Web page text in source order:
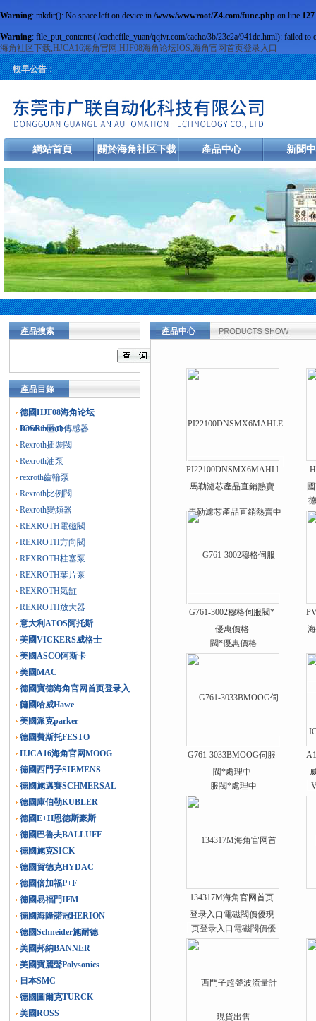
Warning: mkdir(): No space left on device in /www/wwwroot/Z4.com/func.php on line 127
Warning: file_put_contents(./cachefile_yuan/qqivr.com/cache/3b/23c2a/941de.html): failed
海角社区下载,HJCA16海角官网,HJF08海角论坛IOS,海角官网首页登录入口
較早公告：
網站首頁 關於海角社区下载 產品中心 新聞
產品搜索
產品目錄
德國HJF08海角论坛
IOSRexroth
Rexroth壓力傳感器
Rexroth插裝閥
Rexroth油泵
rexroth齒輪泵
Rexroth比例閥
Rexroth變頻器
REXROTH電磁閥
REXROTH方向閥
REXROTH柱塞泵
REXROTH葉片泵
REXROTH氣缸
REXROTH放大器
意大利ATOS阿托斯
美國VICKERS威格士
美國ASCO阿斯卡
美國MAC
德國寶德海角官网首页登录入
口
德國哈威Hawe
美國派克parker
德國費斯托FESTO
HJCA16海角官网MOOG
德國西門子SIEMENS
德國施邁賽SCHMERSAL
德國庫伯勒KUBLER
德國E+H恩德斯豪斯
德國巴魯夫BALLUFF
德國施克SICK
德國賀德克HYDAC
德國倍加福P+F
德國易福門IFM
德國海隆諾冠HERION
德國Schneider施耐德
美國邦納BANNER
美國寶麗聲Polysonics
日本SMC
德國圖爾克TURCK
美國ROSS
產品中心
PI22100DNSMX6MAHLE
馬勒濾芯產品直銷熱賣
G761-3002穆格伺服閥*
優惠價格
G761-3033BMOOG伺服
閥*處理中
134317M海角官网首页
登录入口電磁閥價優現
貨出售